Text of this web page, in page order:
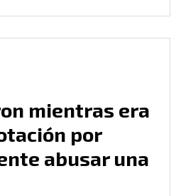
mientras era
por
abusar una